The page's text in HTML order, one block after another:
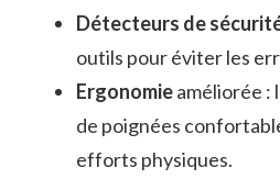
Détecteurs de
outils pour éviter les
Ergonomieaméliorée :
de poignées
efforts physiques.